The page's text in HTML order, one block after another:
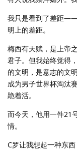
我只是看到了差距——
明上的差距。
梅西有天赋，是上帝
君子。但我始终觉得
的文明，是意志的文
成为男子世界杯淘汰
跪着活。
而今天，他用一件21
情。
C罗让我想起一种东